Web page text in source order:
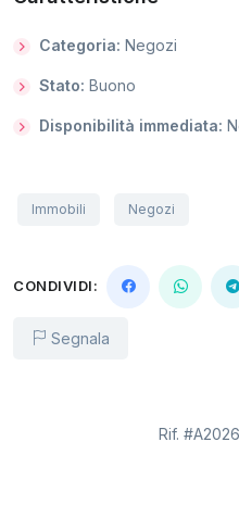
Categoria: Negozi
Stato: Buono
Disponibilità immediata:
Immobili Negozi
CONDIVIDI:
Segnala
Rif.